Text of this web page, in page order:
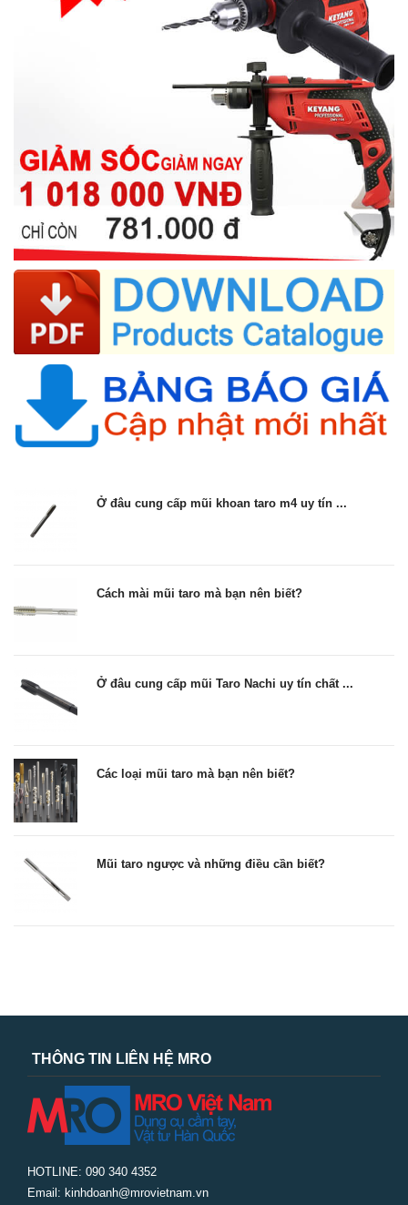
Ở đâu cung cấp mũi khoan taro m4 uy tín ...
Cách mài mũi taro mà bạn nên biết?
Ở đâu cung cấp mũi Taro Nachi uy tín chất ...
Các loại mũi taro mà bạn nên biết?
Mũi taro ngược và những điều cần biết?
THÔNG TIN LIÊN HỆ MRO
HOTLINE: 090 340 4352
Email: kinhdoanh@mrovietnam.vn